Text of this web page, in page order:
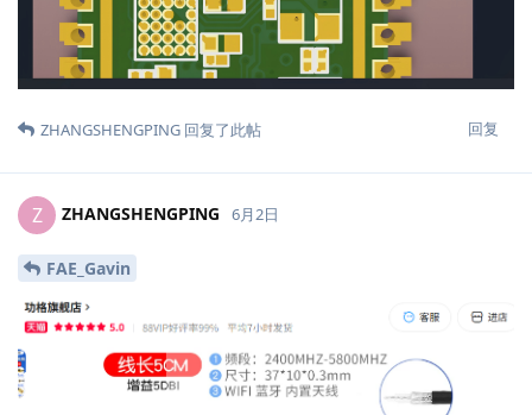
回复
ZHANGSHENGPING 回复了此帖
Z ZHANGSHENGPING 6月2日
FAE_Gavin